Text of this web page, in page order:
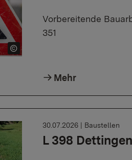
Vorbereitende
351
Mehr
L 398
30.07.2026 | Baustellen